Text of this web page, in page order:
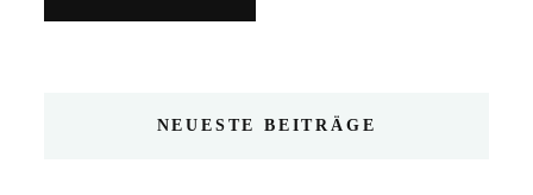
NEUESTE BEITRÄGE